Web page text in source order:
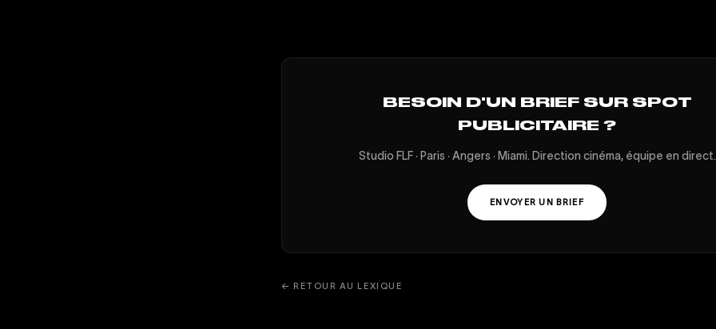
BESOIN D'UN BRIEF SUR SPOT
PUBLICITAIRE ?
Studio FLF · Paris · Angers · Miami. Direction cinéma, équipe en direct.
ENVOYER UN BRIEF
← RETOUR AU LEXIQUE